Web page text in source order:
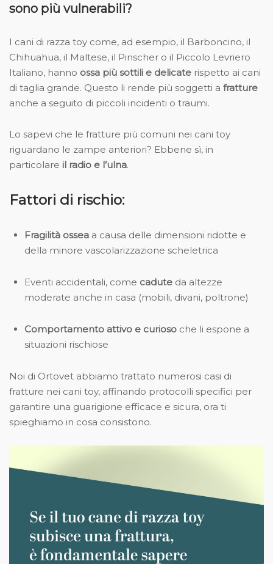
sono più vulnerabili?
I cani di razza toy come, ad esempio, il Barboncino, il
Chihuahua, il Maltese, il Pinscher o il Piccolo Levriero
Italiano, hanno ossa più sottili e delicate rispetto ai cani
di taglia grande. Questo li rende più soggetti a fratture
anche a seguito di piccoli incidenti o traumi.
Lo sapevi che le fratture più comuni nei cani toy
riguardano le zampe anteriori? Ebbene sì, in
particolare il radio e l’ulna.
Fattori di rischio:
Fragilità ossea a causa delle dimensioni ridotte e
della minore vascolarizzazione scheletrica
Eventi accidentali, come cadute da altezze
moderate anche in casa (mobili, divani, poltrone)
Comportamento attivo e curioso che li espone a
situazioni rischiose
Noi di Ortovet abbiamo trattato numerosi casi di
fratture nei cani toy, affinando protocolli specifici per
garantire una guarigione efficace e sicura, ora ti
spieghiamo in cosa consistono.